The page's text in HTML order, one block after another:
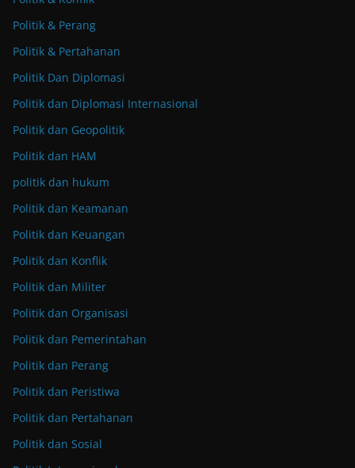
Politik & Perang
Politik & Pertahanan
Politik Dan Diplomasi
Politik dan Diplomasi Internasional
Politik dan Geopolitik
Politik dan HAM
politik dan hukum
Politik dan Keamanan
Politik dan Keuangan
Politik dan Konflik
Politik dan Militer
Politik dan Organisasi
Politik dan Pemerintahan
Politik dan Perang
Politik dan Peristiwa
Politik dan Pertahanan
Politik dan Sosial